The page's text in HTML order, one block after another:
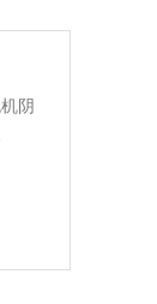
阴